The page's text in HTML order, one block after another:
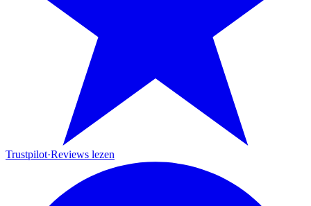
Trustpilot·Reviews lezen